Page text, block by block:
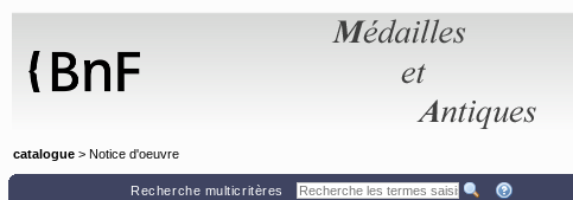
catalogue > Notice d'oeuvre
Recherche multicritères